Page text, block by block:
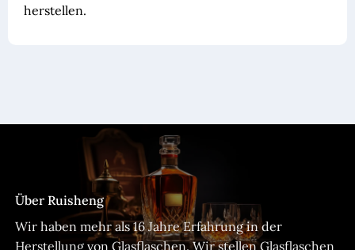
herstellen.
Über Ruisheng
Wir haben mehr als 16 Jahre Erfahrung in der
Herstellung von Glasflaschen. Wir stellen Glasflaschen